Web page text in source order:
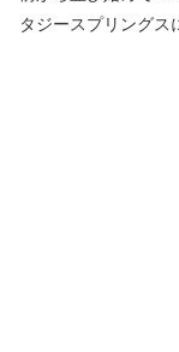
タジースプリングス